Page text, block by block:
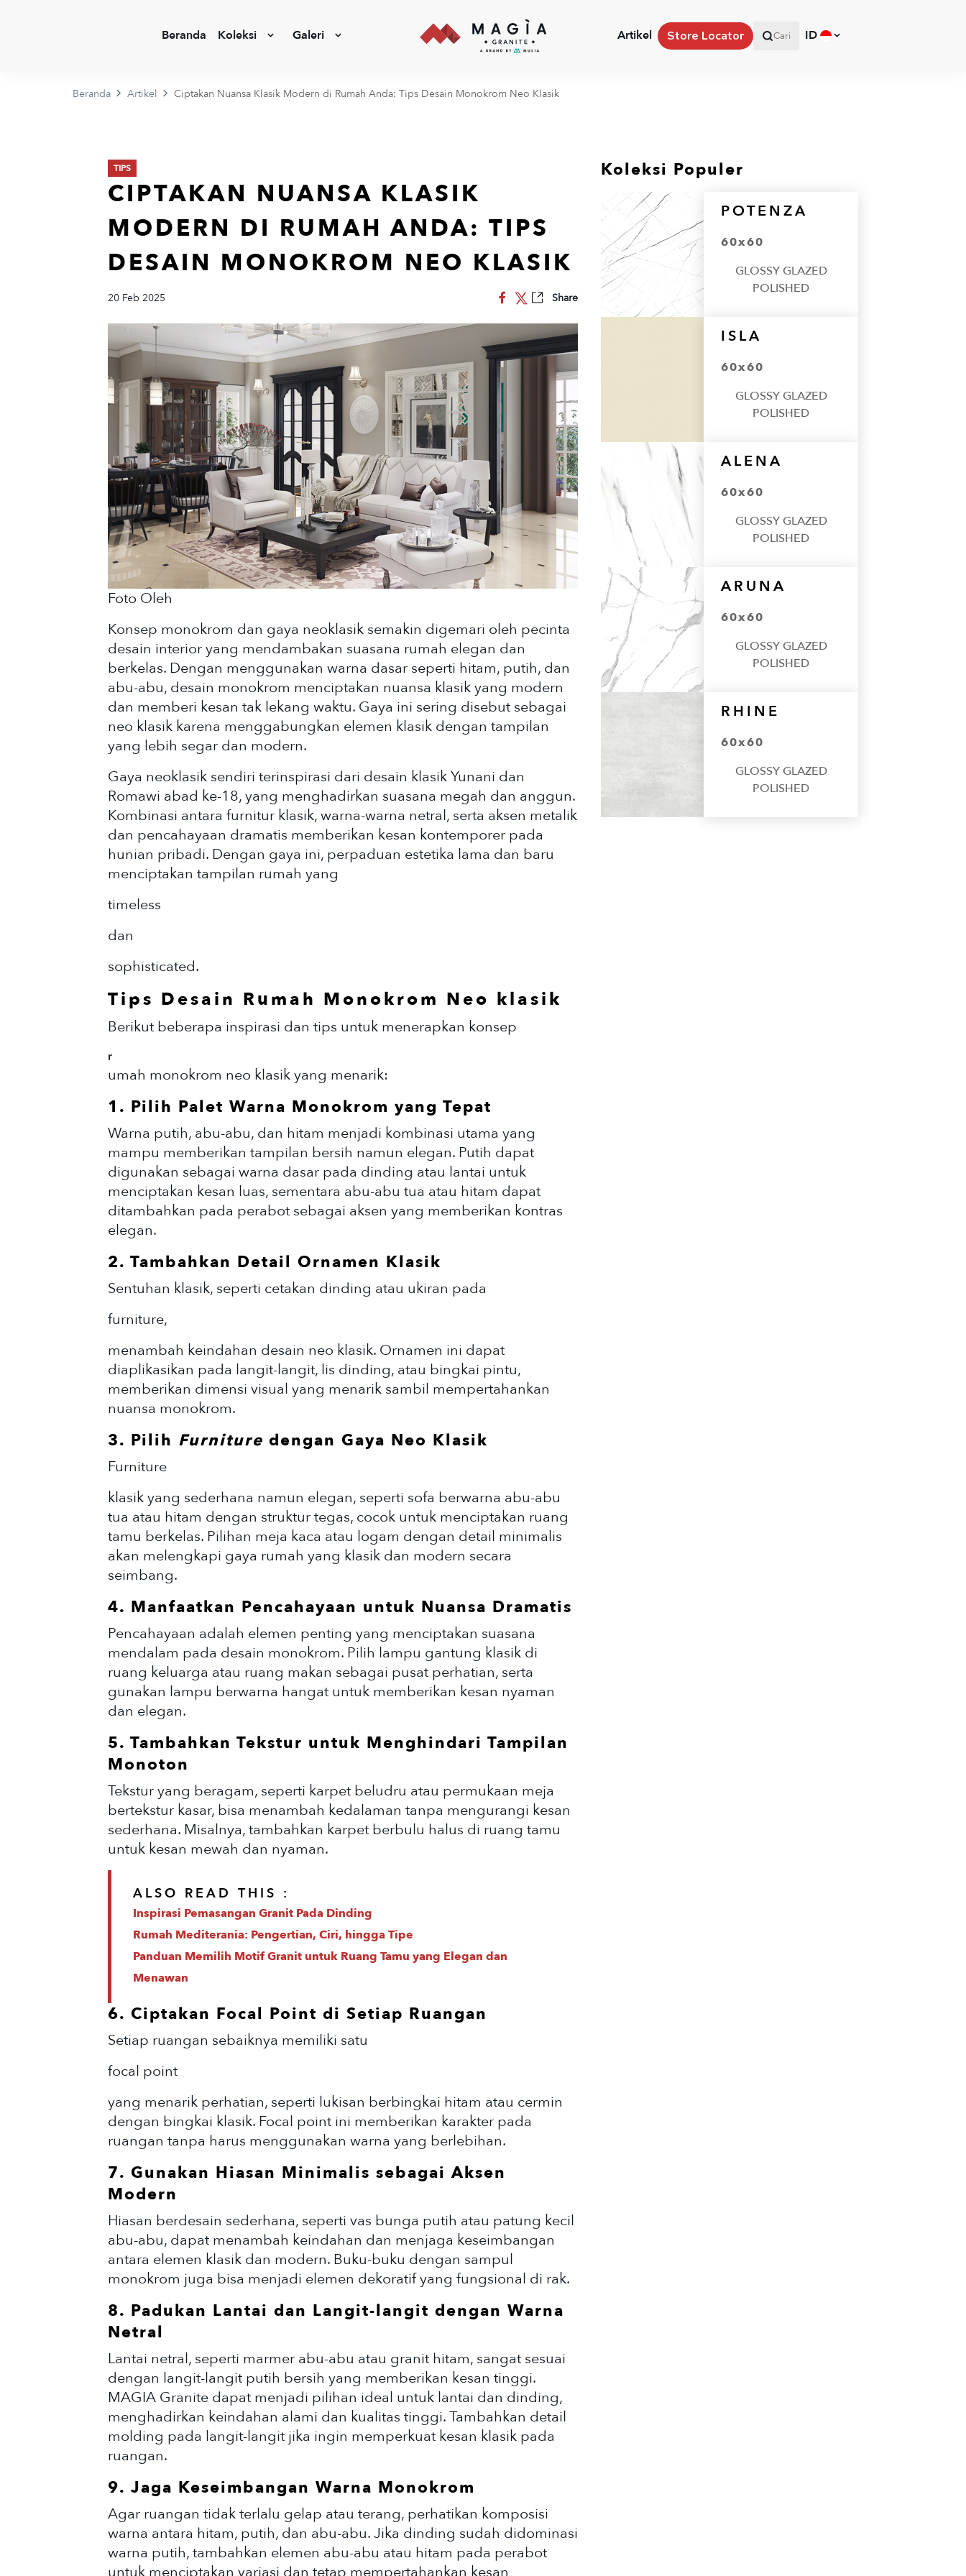
Beranda Koleksi Galeri Artikel Store Locator Cari ID
Beranda Artikel Ciptakan Nuansa Klasik Modern di Rumah Anda: Tips Desain Monokrom Neo Klasik
TIPS
CIPTAKAN NUANSA KLASIK
MODERN DI RUMAH ANDA: TIPS
DESAIN MONOKROM NEO KLASIK
20 Feb 2025 Share
Foto Oleh
Konsep monokrom dan gaya neoklasik semakin digemari oleh pecinta
desain interior yang mendambakan suasana rumah elegan dan
berkelas. Dengan menggunakan warna dasar seperti hitam, putih, dan
abu-abu, desain monokrom menciptakan nuansa klasik yang modern
dan memberi kesan tak lekang waktu. Gaya ini sering disebut sebagai
neo klasik karena menggabungkan elemen klasik dengan tampilan
yang lebih segar dan modern.
Gaya neoklasik sendiri terinspirasi dari desain klasik Yunani dan
Romawi abad ke-18, yang menghadirkan suasana megah dan anggun.
Kombinasi antara furnitur klasik, warna-warna netral, serta aksen metalik
dan pencahayaan dramatis memberikan kesan kontemporer pada
hunian pribadi. Dengan gaya ini, perpaduan estetika lama dan baru
menciptakan tampilan rumah yang
timeless
dan
sophisticated.
Tips Desain Rumah Monokrom Neo klasik
Berikut beberapa inspirasi dan tips untuk menerapkan konsep
r
umah monokrom neo klasik yang menarik:
1. Pilih Palet Warna Monokrom yang Tepat
Warna putih, abu-abu, dan hitam menjadi kombinasi utama yang
mampu memberikan tampilan bersih namun elegan. Putih dapat
digunakan sebagai warna dasar pada dinding atau lantai untuk
menciptakan kesan luas, sementara abu-abu tua atau hitam dapat
ditambahkan pada perabot sebagai aksen yang memberikan kontras
elegan.
2. Tambahkan Detail Ornamen Klasik
Sentuhan klasik, seperti cetakan dinding atau ukiran pada
furniture,
menambah keindahan desain neo klasik. Ornamen ini dapat
diaplikasikan pada langit-langit, lis dinding, atau bingkai pintu,
memberikan dimensi visual yang menarik sambil mempertahankan
nuansa monokrom.
3. Pilih Furniture dengan Gaya Neo Klasik
Furniture
klasik yang sederhana namun elegan, seperti sofa berwarna abu-abu
tua atau hitam dengan struktur tegas, cocok untuk menciptakan ruang
tamu berkelas. Pilihan meja kaca atau logam dengan detail minimalis
akan melengkapi gaya rumah yang klasik dan modern secara
seimbang.
4. Manfaatkan Pencahayaan untuk Nuansa Dramatis
Pencahayaan adalah elemen penting yang menciptakan suasana
mendalam pada desain monokrom. Pilih lampu gantung klasik di
ruang keluarga atau ruang makan sebagai pusat perhatian, serta
gunakan lampu berwarna hangat untuk memberikan kesan nyaman
dan elegan.
5. Tambahkan Tekstur untuk Menghindari Tampilan
Monoton
Tekstur yang beragam, seperti karpet beludru atau permukaan meja
bertekstur kasar, bisa menambah kedalaman tanpa mengurangi kesan
sederhana. Misalnya, tambahkan karpet berbulu halus di ruang tamu
untuk kesan mewah dan nyaman.
ALSO READ THIS :
Inspirasi Pemasangan Granit Pada Dinding
Rumah Mediterania: Pengertian, Ciri, hingga Tipe
Panduan Memilih Motif Granit untuk Ruang Tamu yang Elegan dan
Menawan
6. Ciptakan Focal Point di Setiap Ruangan
Setiap ruangan sebaiknya memiliki satu
focal point
yang menarik perhatian, seperti lukisan berbingkai hitam atau cermin
dengan bingkai klasik. Focal point ini memberikan karakter pada
ruangan tanpa harus menggunakan warna yang berlebihan.
7. Gunakan Hiasan Minimalis sebagai Aksen
Modern
Hiasan berdesain sederhana, seperti vas bunga putih atau patung kecil
abu-abu, dapat menambah keindahan dan menjaga keseimbangan
antara elemen klasik dan modern. Buku-buku dengan sampul
monokrom juga bisa menjadi elemen dekoratif yang fungsional di rak.
8. Padukan Lantai dan Langit-langit dengan Warna
Netral
Lantai netral, seperti marmer abu-abu atau granit hitam, sangat sesuai
dengan langit-langit putih bersih yang memberikan kesan tinggi.
MAGIA Granite dapat menjadi pilihan ideal untuk lantai dan dinding,
menghadirkan keindahan alami dan kualitas tinggi. Tambahkan detail
molding pada langit-langit jika ingin memperkuat kesan klasik pada
ruangan.
9. Jaga Keseimbangan Warna Monokrom
Agar ruangan tidak terlalu gelap atau terang, perhatikan komposisi
warna antara hitam, putih, dan abu-abu. Jika dinding sudah didominasi
warna putih, tambahkan elemen abu-abu atau hitam pada perabot
Koleksi Populer
POTENZA
60x60
GLOSSY GLAZED
POLISHED
ISLA
60x60
GLOSSY GLAZED
POLISHED
ALENA
60x60
GLOSSY GLAZED
POLISHED
ARUNA
60x60
GLOSSY GLAZED
POLISHED
RHINE
60x60
GLOSSY GLAZED
POLISHED